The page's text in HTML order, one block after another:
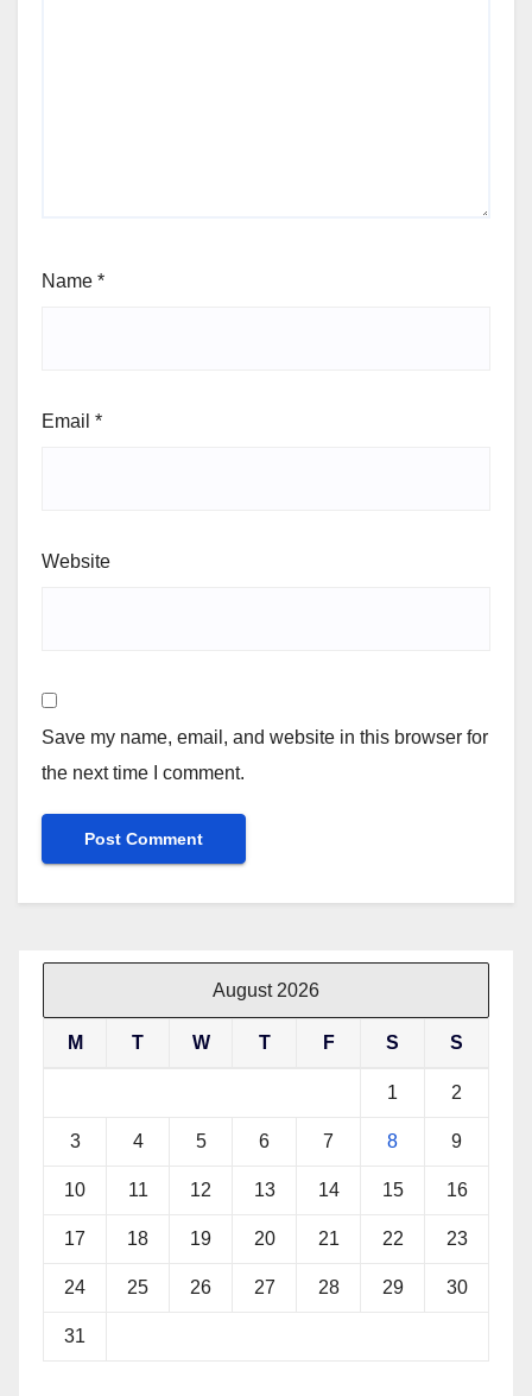
Name *
Email *
Website
Save my name, email, and website in this browser for
the next time I comment.
August 2026
M T W T F S S
1 2
3 4 5 6 7 8 9
10 11 12 13 14 15 16
17 18 19 20 21 22 23
24 25 26 27 28 29 30
31